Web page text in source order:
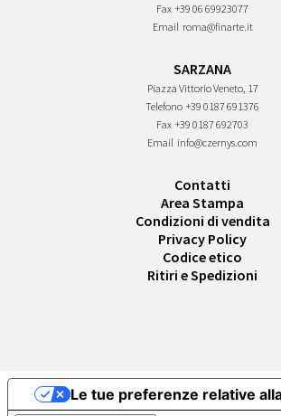
Fax +39 06 69923077
Email roma@finarte.it
SARZANA
Piazza Vittorio Veneto, 17
Telefono +39 0187 691376
Fax +39 0187 692703
Email info@czernys.com
Contatti
Area Stampa
Condizioni di vendita
Privacy Policy
Codice etico
Ritiri e Spedizioni
Le tue preferenze relative